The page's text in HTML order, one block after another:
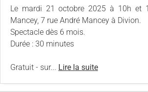
Le mardi 21 octobre 2025 à 10h et
Mancey, 7 rue André Mancey à Divion.
Spectacle dès 6 mois.
Durée : 30 minutes
Gratuit - sur... Lire la suite